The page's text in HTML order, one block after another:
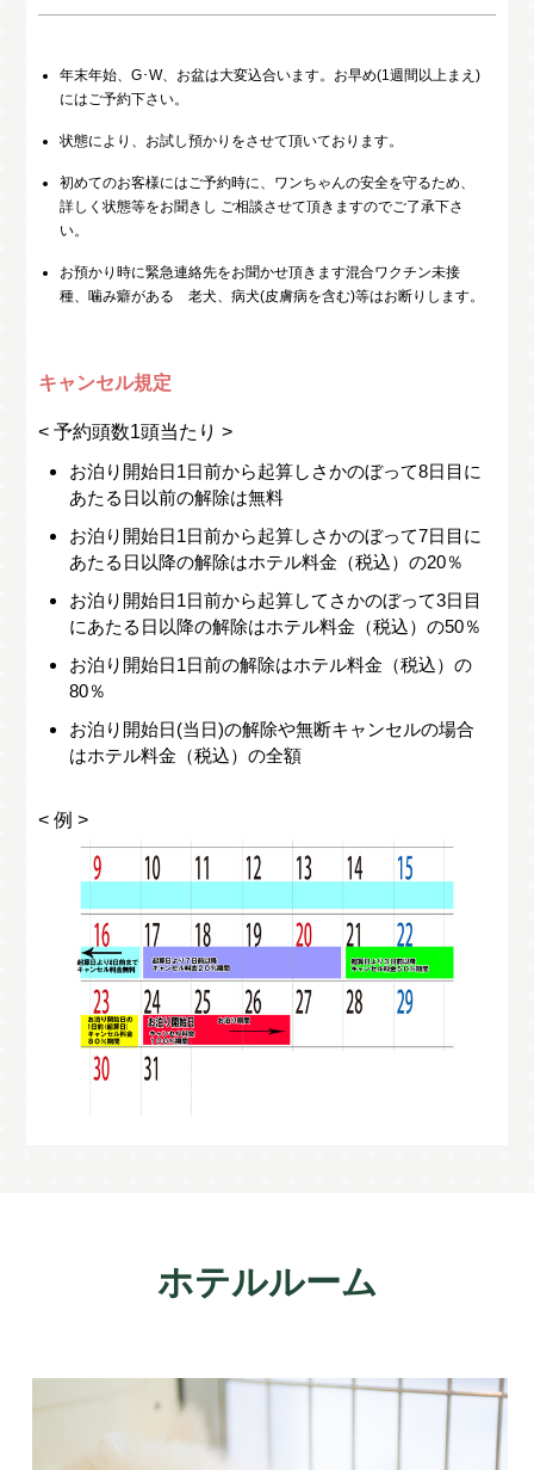
年末年始、G･W、お盆は大変込合います。お早め(1週間以上まえ)
にはご予約下さい。
状態により、お試し預かりをさせて頂いております。
初めてのお客様にはご予約時に、ワンちゃんの安全を守るため、
詳しく状態等をお聞きし ご相談させて頂きますのでご了承下さ
い。
お預かり時に緊急連絡先をお聞かせ頂きます混合ワクチン未接
種、噛み癖がある 老犬、病犬(皮膚病を含む)等はお断りします。
キャンセル規定
< 予約頭数1頭当たり >
お泊り開始日1日前から起算しさかのぼって8日目に
あたる日以前の解除は無料
お泊り開始日1日前から起算しさかのぼって7日目に
あたる日以降の解除はホテル料金（税込）の20％
お泊り開始日1日前から起算してさかのぼって3日目
にあたる日以降の解除はホテル料金（税込）の50％
お泊り開始日1日前の解除はホテル料金（税込）の
80％
お泊り開始日(当日)の解除や無断キャンセルの場合
はホテル料金（税込）の全額
< 例 >
ホテルルーム